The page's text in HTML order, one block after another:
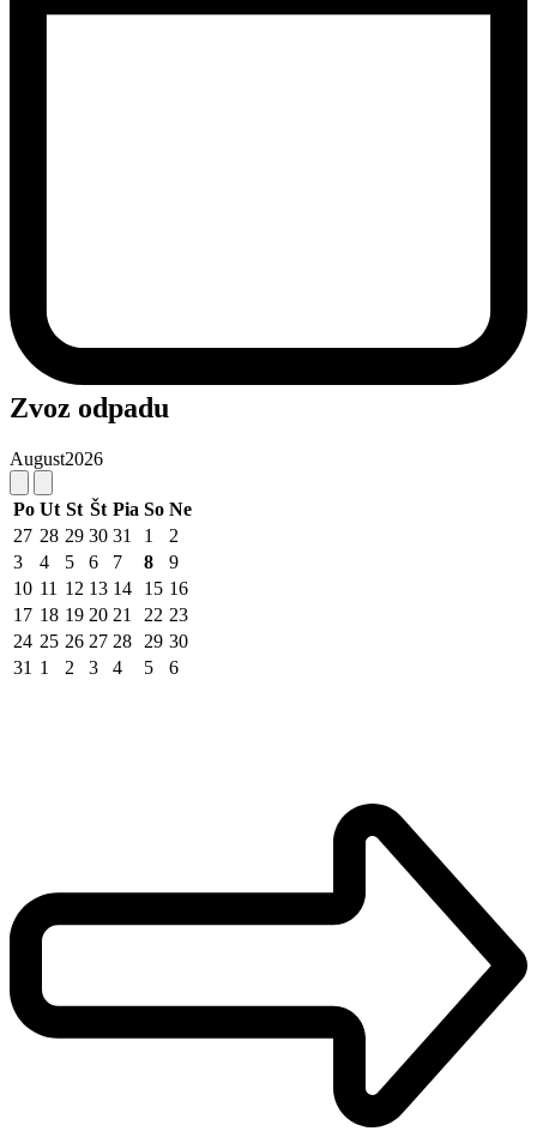
Zvoz odpadu
August2026
Po Ut St Št Pia So Ne
27 28 29 30 31 1
2
3
4 5 6 7 8
9
10 11 12 13 14 15 16
17 18 19 20 21 22 23
24 25 26 27 28 29 30
31 1 2 3 4 5 6